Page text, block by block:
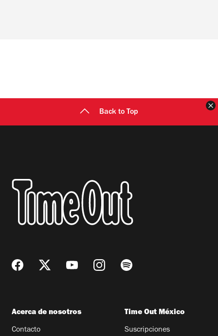
Back to Top
Acerca de nosotros
Contacto
Time Out México
Suscripciones